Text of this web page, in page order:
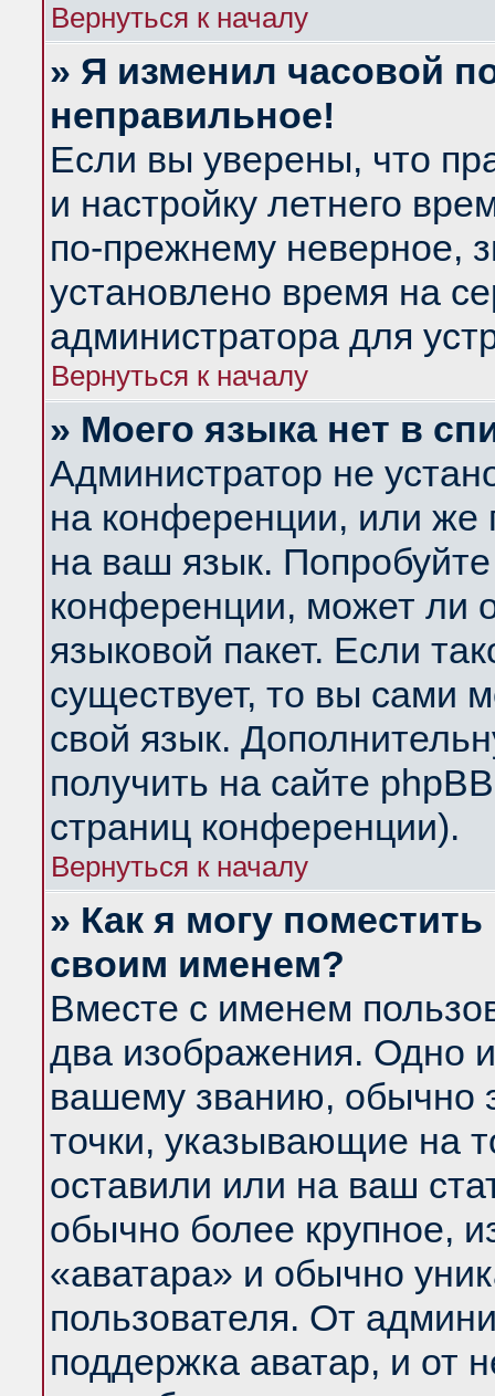
Вернуться к началу
» Я изменил часовой
неправильное!
Если вы уверены, что
и настройку летнего
по-прежнему неверное,
установлено время на
администратора для
Вернуться к началу
» Моего языка нет в
Администратор не
на конференции, или же
на ваш язык.
конференции, может ли
языковой пакет. Если
существует, то вы сами
свой язык.
получить на сайте
страниц конференции).
Вернуться к началу
» Как я могу
своим именем?
Вместе с именем
два изображения. Одно
вашему званию, обычно
точки, указывающие на
оставили или на ваш
обычно более крупное,
«аватара» и обычно
пользователя. От
поддержка аватар, и от